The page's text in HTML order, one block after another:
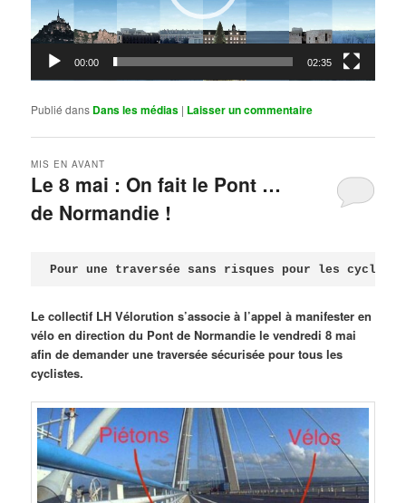
00:00 02:35
Publié dans Dans les médias | Laisser un commentaire
Le 8 mai : On fait le Pont …
de Normandie !
MIS EN AVANT
Pour une traversée sans risques pour les
Le collectif LH Vélorution s’associe à l’appel à manifester en
vélo en direction du Pont de Normandie le vendredi 8 mai
afin de demander une traversée sécurisée pour tous les
cyclistes.